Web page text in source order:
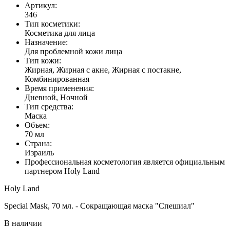
Артикул:
346
Тип косметики:
Косметика для лица
Назначение:
Для проблемной кожи лица
Тип кожи:
Жирная, Жирная с акне, Жирная с постакне,
Комбинированная
Время применения:
Дневной, Ночной
Тип средства:
Маска
Объем:
70 мл
Страна:
Израиль
Профессиональная косметология является официальным
партнером Holy Land
Holy Land
Special Mask, 70 мл. - Сокращающая маска "Спешиал"
В наличии